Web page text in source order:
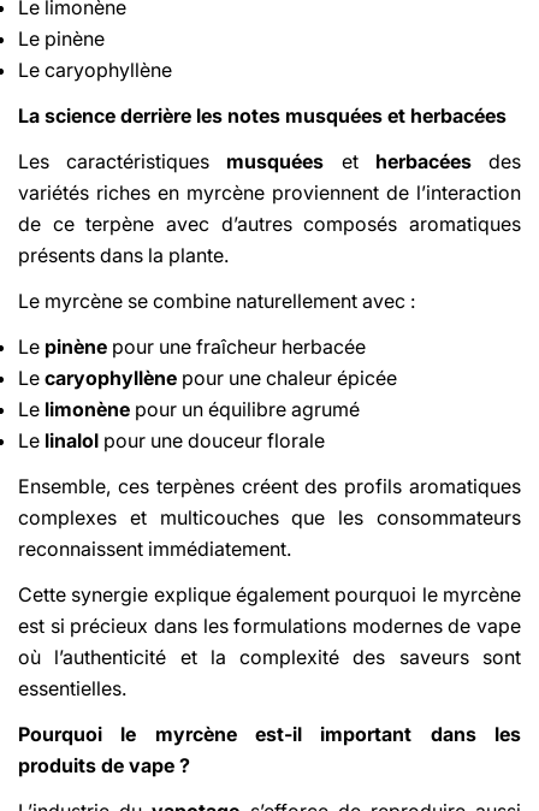
Le limonène
Le pinène
Le caryophyllène
La science derrière les notes musquées et herbacées
Les caractéristiques musquées et herbacéesdes
variétés riches en myrcène proviennent de l’interaction
de ce terpène avec d’autres composés aromatiques
présents dans la plante.
Le myrcène se combine naturellement avec :
Le pinène pour une fraîcheur herbacée
Le caryophyllène pour une chaleur épicée
Le limonène pour un équilibre agrumé
Le linalol pour une douceur florale
Ensemble, ces terpènes créent des profils aromatiques
complexes et multicouches que les consommateurs
reconnaissent immédiatement.
Cette synergie explique également pourquoi le myrcène
est si précieux dans les formulations modernes de vape
où l’authenticité et la complexité des saveurs sont
essentielles.
Pourquoi le myrcène est-il important dans les
produits de vape ?